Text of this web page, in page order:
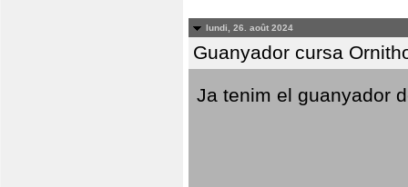
lundi, 26. août 2024
Guanyador cursa
Ja tenim el guanyador